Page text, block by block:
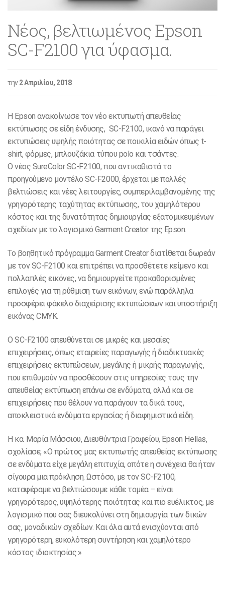
Νέος, βελτιωμένος Epson
SC-F2100 για ύφασμα.
την2 Απριλίου, 2018
Η Epson ανακοίνωσε τον νέο εκτυπωτή απευθείας
εκτύπωσης σε είδη ένδυσης, SC-F2100, ικανό να παράγει
εκτυπώσεις υψηλής ποιότητας σε ποικιλία ειδών όπως t-
shirt, φόρμες, μπλουζάκια τύπου polo και τσάντες.
Ο νέος SureColor SC-F2100, που αντικαθιστά το
προηγούμενο μοντέλο SC-F2000, έρχεται με πολλές
βελτιώσεις και νέες λειτουργίες, συμπεριλαμβανομένης της
γρηγορότερης ταχύτητας εκτύπωσης, του χαμηλότερου
κόστος και της δυνατότητας δημιουργίας εξατομικευμένων
σχεδίων με το λογισμικό Garment Creator της Epson.
Το βοηθητικό πρόγραμμα Garment Creator διατίθεται δωρεάν
με τον SC-F2100 και επιτρέπει να προσθέτετε κείμενο και
πολλαπλές εικόνες, να δημιουργείτε προκαθορισμένες
επιλογές για τη ρύθμιση των εικόνων, ενώ παράλληλα
προσφέρει φάκελο διαχείρισης εκτυπώσεων και υποστήριξη
εικόνας CMYK.
Ο SC-F2100 απευθύνεται σε μικρές και μεσαίες
επιχειρήσεις, όπως εταιρείες παραγωγής ή διαδικτυακές
επιχειρήσεις εκτυπώσεων, μεγάλης ή μικρής παραγωγής,
που επιθυμούν να προσθέσουν στις υπηρεσίες τους την
απευθείας εκτύπωση επάνω σε ενδύματα, αλλά και σε
επιχειρήσεις που θέλουν να παράγουν τα δικά τους,
αποκλειστικά ενδύματα εργασίας ή διαφημιστικά είδη.
Η κα. Μαρία Μάσσιου, Διευθύντρια Γραφείου, Epson Hellas,
σχολίασε, «Ο πρώτος μας εκτυπωτής απευθείας εκτύπωσης
σε ενδύματα είχε μεγάλη επιτυχία, οπότε η συνέχεια θα ήταν
σίγουρα μια πρόκληση. Ωστόσο, με τον SC-F2100,
καταφέραμε να βελτιώσουμε κάθε τομέα – είναι
γρηγορότερος, υψηλότερης ποιότητας και πιο ευέλικτος, με
λογισμικό που σας διευκολύνει στη δημιουργία των δικών
σας, μοναδικών σχεδίων. Και όλα αυτά ενισχύονται από
γρηγορότερη, ευκολότερη συντήρηση και χαμηλότερο
κόστος ιδιοκτησίας.»